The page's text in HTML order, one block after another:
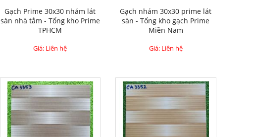
Gạch Prime 30x30 nhám lát
sàn nhà tắm - Tổng kho Prime
TPHCM
Giá: Liên hệ
Gạch nhám 30x30 prime lát
sàn - Tổng kho gạch Prime
Miền Nam
Giá: Liên hệ